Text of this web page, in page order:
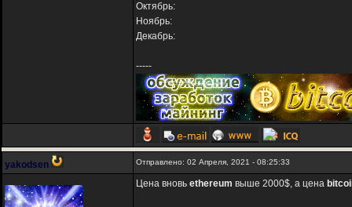
Октябрь:
Ноябрь:
Декабрь:
-----
yakodsen Отправлено: 02 Апреля, 2021 - 08:25:33
Цена вновь ethereum выше 2000$, а цена